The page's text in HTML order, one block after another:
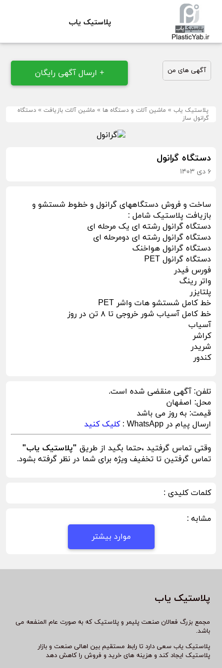
پلاستیک یاب
آگهی های من + ارسال آگهی رایگان
پلاستیک یاب » ماشین آلات و دستگاه ها » ماشین آلات بازیافت » دستگاه
گرانول ساز
دستگاه گرانول
۶ دی ۱۴۰۳
ساخت و فروش دستگاههای گرانول و خطوط شستشو و
بازیافت پلاستیک شامل :
دستگاه گرانول رشته ای یک مرحله ای
دستگاه گرانول رشته ای دومرحله ای
دستگاه گرانول هواخنک
دستگاه گرانول PET
فورس فیدر
واتر رینگ
پلتایزر
خط کامل شستشو هات واشر PET
خط کامل آسیاب شور خروجی تا ۸ تن در روز
آسیاب
کراشر
شریدر
کندور
تلفن:آگهی منقضی شده است.
محل: اصفهان
قیمت: به روز می باشد
ارسال پیام در WhatsApp :
کلیک کنید
وقتی تماس گرفتید ،حتما بگید از طریق "پلاستیک یاب"
تماس گرفتین تا تخفیف ویژه برای شما در نظر گرفته بشود.
کلمات کلیدی :
مشابه :
موارد بیشتر
پلاستیک یاب
مجمع بزرگ فعالان صنعت پلیمر و پلاستیک که به صورت عام المنفعه می
باشد.
پلاستیک یاب سعی دارد تا رابط مستقیم بین اهالی صنعت و بازار
پلاستیک ایجاد کند و هزینه های خرید و فروش را کاهش دهد